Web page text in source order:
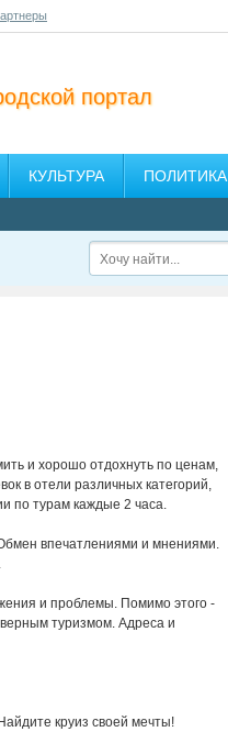
портал
КУЛЬТУРА ПОЛИТИКА
и хорошо отдохнуть по ценам,
в отели различных категорий,
по турам каждые 2 часа.
впечатлениями и мнениями.
и проблемы. Помимо этого -
туризмом. Адреса и
круиз своей мечты!